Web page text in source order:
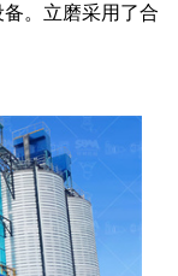
。立磨采用了合